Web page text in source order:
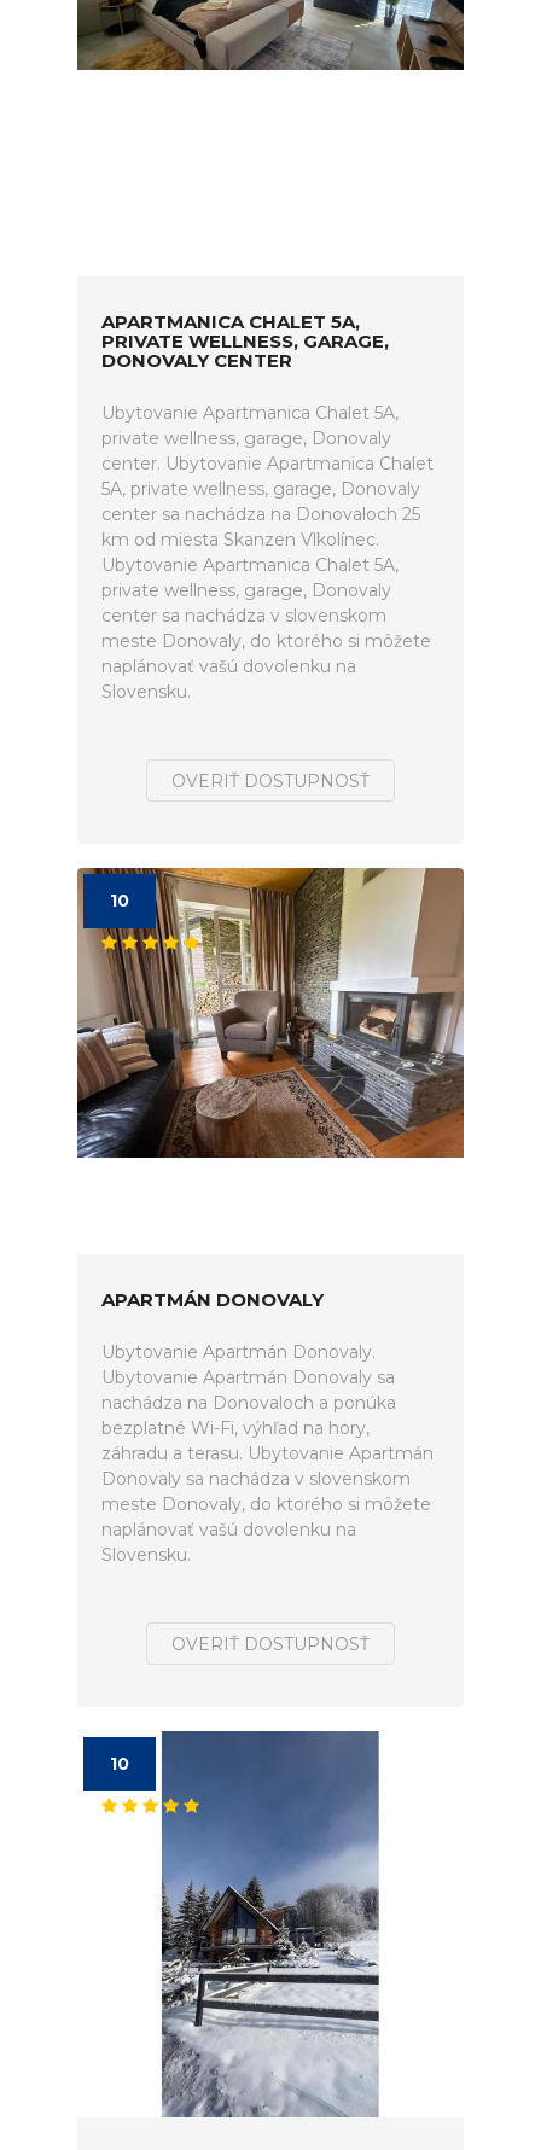
APARTMANICA CHALET 5A,
PRIVATE WELLNESS, GARAGE,
DONOVALY CENTER
Ubytovanie Apartmanica Chalet 5A,
private wellness, garage, Donovaly
center. Ubytovanie Apartmanica Chalet
5A, private wellness, garage, Donovaly
center sa nachádza na Donovaloch 25
km od miesta Skanzen Vlkolínec.
Ubytovanie Apartmanica Chalet 5A,
private wellness, garage, Donovaly
center sa nachádza v slovenskom
meste Donovaly, do ktorého si môžete
naplánovať vašú dovolenku na
Slovensku.
OVERIŤ DOSTUPNOSŤ
10
APARTMÁN DONOVALY
Ubytovanie Apartmán Donovaly.
Ubytovanie Apartmán Donovaly sa
nachádza na Donovaloch a ponúka
bezplatné Wi-Fi, výhľad na hory,
záhradu a terasu. Ubytovanie Apartmán
Donovaly sa nachádza v slovenskom
meste Donovaly, do ktorého si môžete
naplánovať vašú dovolenku na
Slovensku.
OVERIŤ DOSTUPNOSŤ
10